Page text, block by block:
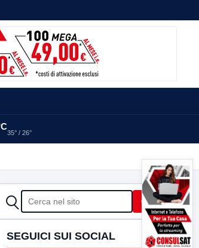
35° / 26°
CERCA Cerca
SEGUICI SUI SOCIAL